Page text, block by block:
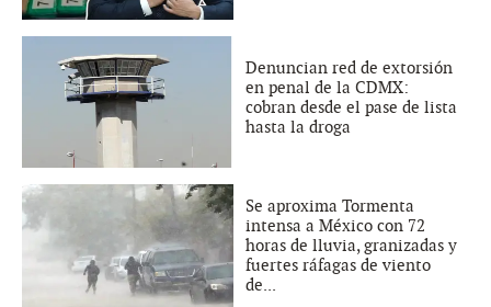
Denuncian red de extorsión
en penal de la CDMX:
cobran desde el pase de lista
hasta la droga
Se aproxima Tormenta
intensa a México con 72
horas de lluvia, granizadas y
fuertes ráfagas de viento
de...